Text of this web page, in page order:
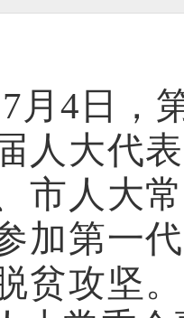
4日，
人大代
市人大
加第一
贫攻坚